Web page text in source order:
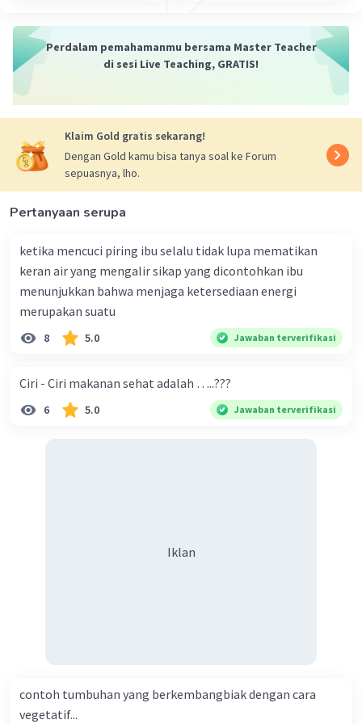
27 September 2023 11:34
Jawaban terverifikasi
Gerak semu matahari yaitu seakan-akan
arah rotasi bumi dari barat ke timur
Perdalam pemahamanmu bersama Master Teacher
di sesi Live Teaching, GRATIS!
Klaim Gold gratis sekarang!
Dengan Gold kamu bisa tanya soal ke Forum
sepuasnya, lho.
Pertanyaan serupa
ketika mencuci piring ibu selalu tidak lupa mematikan
keran air yang mengalir sikap yang dicontohkan ibu
menunjukkan bahwa menjaga ketersediaan energi
merupakan suatu
8 5.0 Jawaban terverifikasi
Ciri - Ciri makanan sehat adalah …..???
6 5.0 Jawaban terverifikasi
Iklan
contoh tumbuhan yang berkembangbiak dengan cara
vegetatif...